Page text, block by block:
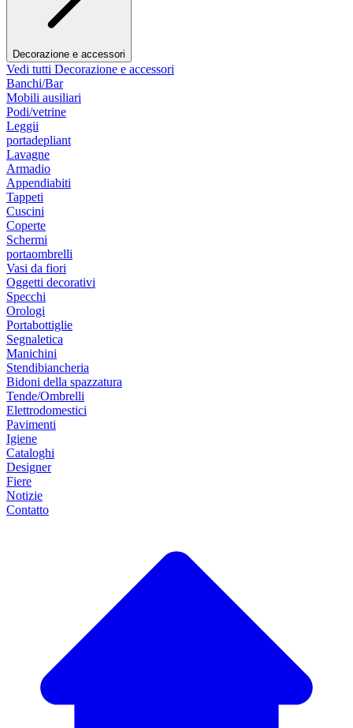
Decorazione e accessori
Vedi tutti Decorazione e accessori
Banchi/Bar
Mobili ausiliari
Podi/vetrine
Leggii
portadepliant
Lavagne
Armadio
Appendiabiti
Tappeti
Cuscini
Coperte
Schermi
portaombrelli
Vasi da fiori
Oggetti decorativi
Specchi
Orologi
Portabottiglie
Segnaletica
Manichini
Stendibiancheria
Bidoni della spazzatura
Tende/Ombrelli
Elettrodomestici
Pavimenti
Igiene
Cataloghi
Designer
Fiere
Notizie
Contatto